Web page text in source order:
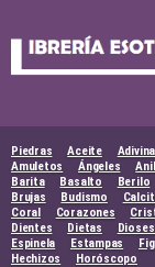
Piedras Aceite
Amuletos
Ángeles
Barita
Basalto Berilo
Brujas
Budismo
Coral
Corazones
Dientes
Dietas
Espinela
Estampas
Hechizos
Horóscopo